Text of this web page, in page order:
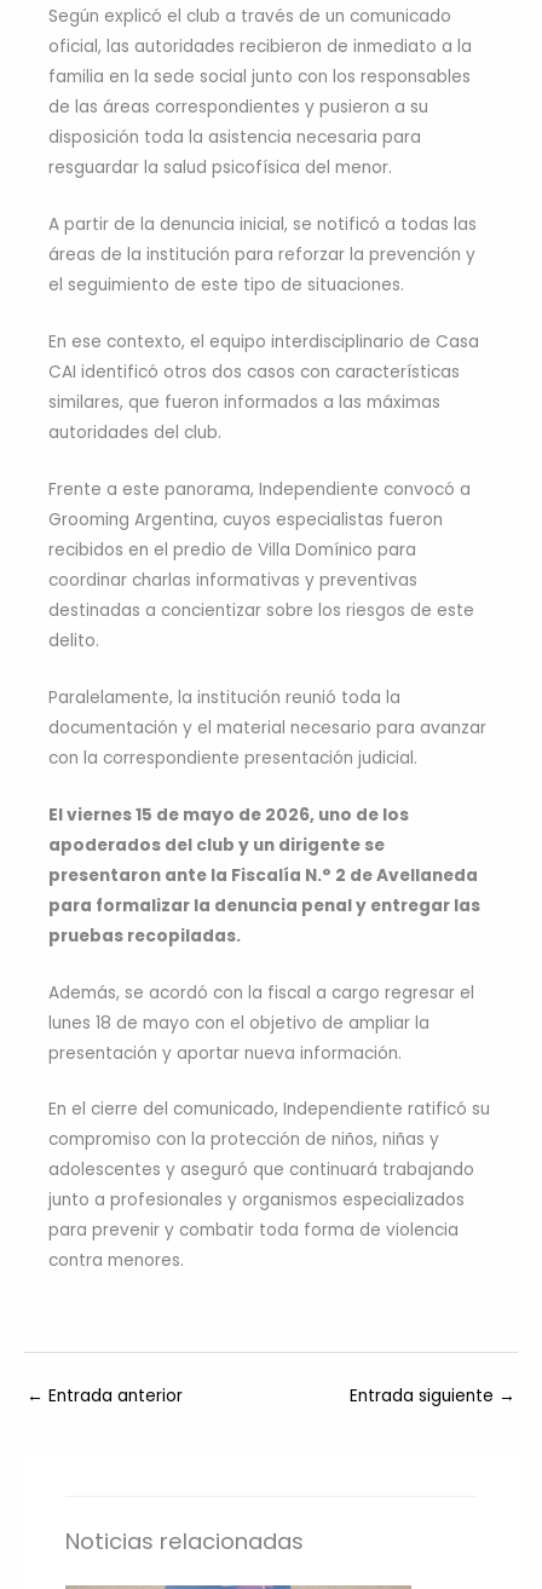
Según explicó el club a través de un comunicado
oficial, las autoridades recibieron de inmediato a la
familia en la sede social junto con los responsables
de las áreas correspondientes y pusieron a su
disposición toda la asistencia necesaria para
resguardar la salud psicofísica del menor.
A partir de la denuncia inicial, se notificó a todas las
áreas de la institución para reforzar la prevención y
el seguimiento de este tipo de situaciones.
En ese contexto, el equipo interdisciplinario de Casa
CAI identificó otros dos casos con características
similares, que fueron informados a las máximas
autoridades del club.
Frente a este panorama, Independiente convocó a
Grooming Argentina, cuyos especialistas fueron
recibidos en el predio de Villa Domínico para
coordinar charlas informativas y preventivas
destinadas a concientizar sobre los riesgos de este
delito.
Paralelamente, la institución reunió toda la
documentación y el material necesario para avanzar
con la correspondiente presentación judicial.
El viernes 15 de mayo de 2026, uno de los
apoderados del club y un dirigente se
presentaron ante la Fiscalía N.° 2 de Avellaneda
para formalizar la denuncia penal y entregar las
pruebas recopiladas.
Además, se acordó con la fiscal a cargo regresar el
lunes 18 de mayo con el objetivo de ampliar la
presentación y aportar nueva información.
En el cierre del comunicado, Independiente ratificó su
compromiso con la protección de niños, niñas y
adolescentes y aseguró que continuará trabajando
junto a profesionales y organismos especializados
para prevenir y combatir toda forma de violencia
contra menores.
← Entrada anterior Entrada siguiente →
Noticias relacionadas